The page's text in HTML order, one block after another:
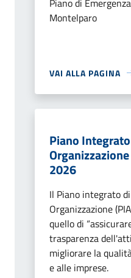
Montelparo
VAI ALLA PAGINA
Piano
2026
Il Piano integrato
Organizzazione
quello di
trasparenza
migliorare la
e alle imprese.